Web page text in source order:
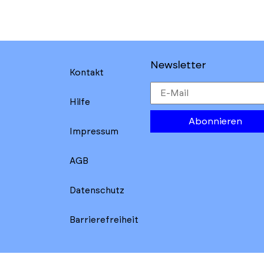
Kontakt
Hilfe
Impressum
AGB
Datenschutz
Barrierefreiheit
Newsletter
Abonnieren